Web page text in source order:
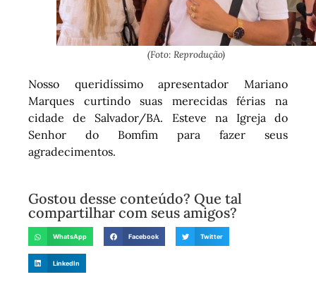
(Foto: Reprodução)
Nosso queridíssimo apresentador Mariano
Marques curtindo suas merecidas férias na
cidade de Salvador/BA. Esteve na Igreja do
Senhor do Bomfim para fazer seus
agradecimentos.
Gostou desse conteúdo? Que tal
compartilhar com seus amigos?
WhatsApp Facebook Twitter
LinkedIn